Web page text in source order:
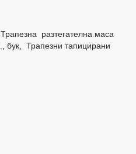
разтегателна маса
бук, Трапезни тапицирани